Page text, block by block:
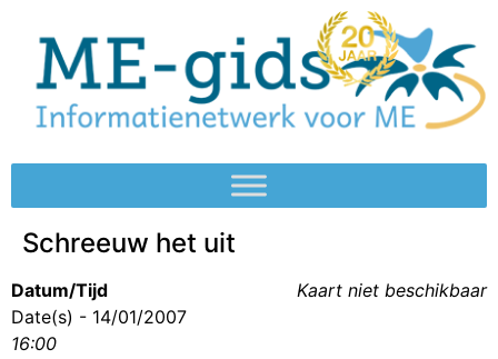
Schreeuw het uit
Kaart niet beschikbaar
Datum/Tijd
Date(s) - 14/01/2007
16:00